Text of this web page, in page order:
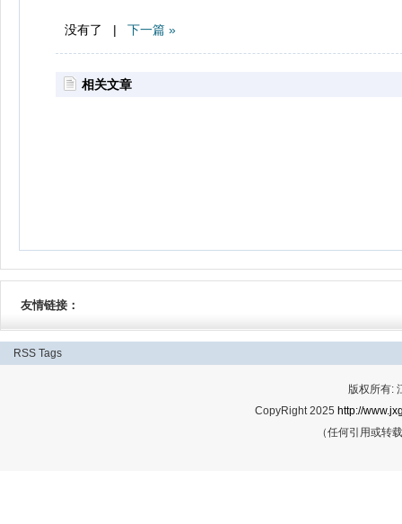
没有了 | 下一篇 »
相关文章
友情链接：
RSS Tags
版权所有:
CopyRight 2025 http://
（任何引用或转